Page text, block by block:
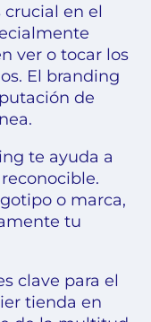
crucial en el
ver o tocar los
El branding
de
te ayuda a
o marca,
tu
clave para el
tienda en